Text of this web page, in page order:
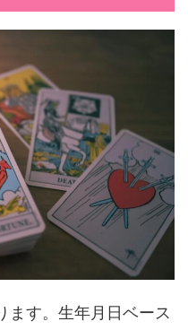
ます。生年月日ベース